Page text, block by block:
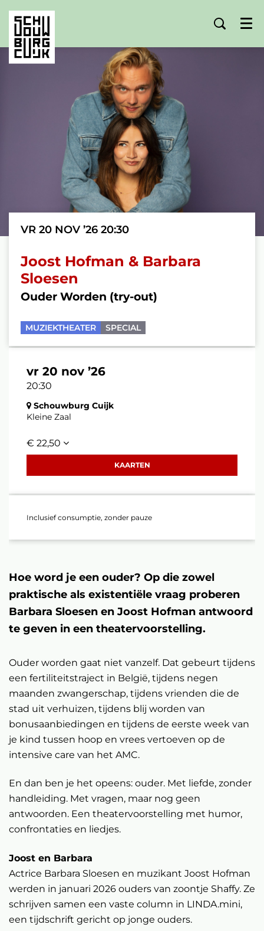
Menu
Joost Hofman & Barbara
Sloesen
Ouder Worden (try-out)
VR 20 NOV ’26 20:30
MUZIEKTHEATER SPECIAL
vr 20 nov ’26
20:30
Schouwburg Cuijk
Kleine Zaal
€ 22,50
KAARTEN
Inclusief consumptie, zonder pauze
Hoe word je een ouder? Op die zowel
praktische als existentiële vraag proberen
Barbara Sloesen en Joost Hofman antwoord
te geven in een theatervoorstelling.
Ouder worden gaat niet vanzelf. Dat gebeurt tijdens
een fertiliteitstraject in België, tijdens negen
maanden zwangerschap, tijdens vrienden die de
stad uit verhuizen, tijdens blij worden van
bonusaanbiedingen en tijdens de eerste week van
je kind tussen hoop en vrees vertoeven op de
intensive care van het AMC.
En dan ben je het opeens: ouder. Met liefde, zonder
handleiding. Met vragen, maar nog geen
antwoorden. Een theatervoorstelling met humor,
confrontaties en liedjes.
Joost en Barbara
Actrice Barbara Sloesen en muzikant Joost Hofman
werden in januari 2026 ouders van zoontje Shaffy. Ze
schrijven samen een vaste column in LINDA.mini,
een tijdschrift gericht op jonge ouders.